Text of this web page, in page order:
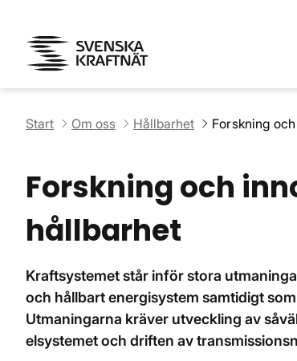
Start Om oss Hållbarhet Forskning
Forskning och
hållbarhet
Kraftsystemet står inför stora
och hållbart energisystem samtidigt
Utmaningarna kräver utveckling av
elsystemet och driften av